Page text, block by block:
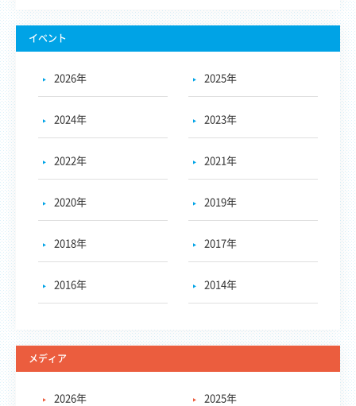
イベント
2026年 2025年
2024年 2023年
2022年 2021年
2020年 2019年
2018年 2017年
2016年 2014年
メディア
2026年 2025年